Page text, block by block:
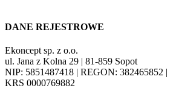
DANE REJESTROWE
Ekoncept sp. z o.o.
ul. Jana z Kolna 29 | 81-859 Sopot
NIP: 5851487418 | REGON: 382465852 |
KRS 0000769882